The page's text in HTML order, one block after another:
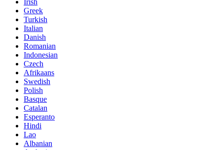
Irish
Greek
Turkish
Italian
Danish
Romanian
Indonesian
Czech
Afrikaans
Swedish
Polish
Basque
Catalan
Esperanto
Hindi
Lao
Albanian